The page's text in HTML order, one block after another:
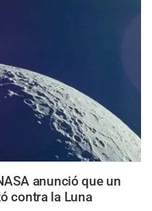
anunció que un
contra la Luna